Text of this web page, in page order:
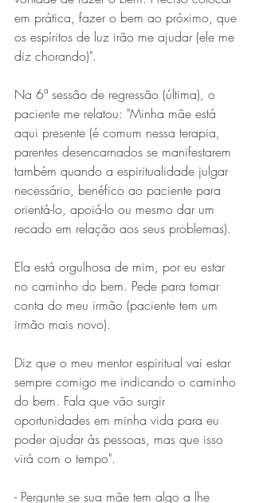
em prática, fazer o bem ao próximo, que
os espíritos de luz irão me ajudar (ele me
diz chorando)".
Na 6ª sessão de regressão (última), o
paciente me relatou: "Minha mãe está
aqui presente (é comum nessa terapia,
parentes desencarnados se manifestarem
também quando a espiritualidade julgar
necessário, benéfico ao paciente para
orientá-lo, apoiá-lo ou mesmo dar um
recado em relação aos seus problemas).
Ela está orgulhosa de mim, por eu estar
no caminho do bem. Pede para tomar
conta do meu irmão (paciente tem um
irmão mais novo).
Diz que o meu mentor espiritual vai estar
sempre comigo me indicando o caminho
do bem. Fala que vão surgir
oportunidades em minha vida para eu
poder ajudar às pessoas, mas que isso
virá com o tempo".
- Pergunte se sua mãe tem algo a lhe